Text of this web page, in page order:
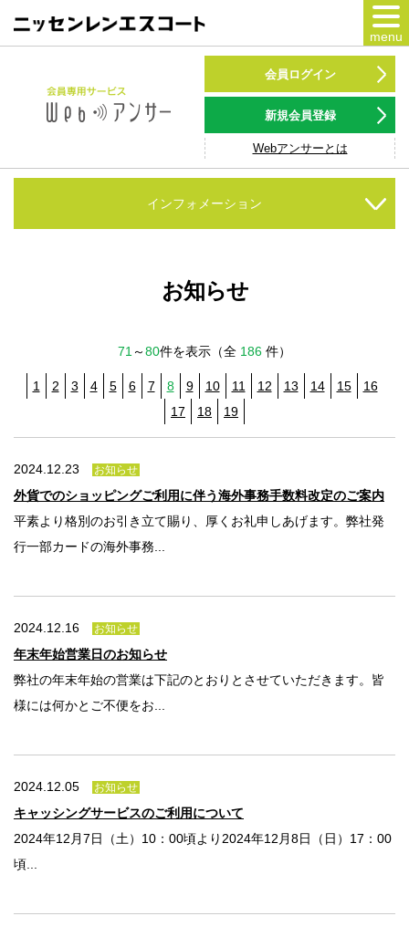
menu
カードをつかう
NSポイント
キャンペーン
サービス
法人のみなさま
会員ログイン
新規会員登録
Webアンサーとは
インフォメーション
お知らせ
71 ～80件を表示（全 186 件）
1 2 3 4 5 6 7 8 9 10 11 12 13 14 15
16
17
18 19
2024.12.23 お知らせ
外貨でのショッピングご利用に伴う海外事務手数料改定のご案内
平素より格別のお引き立て賜り、厚くお礼申しあげます。弊社発
行一部カードの海外事務...
2024.12.16 お知らせ
年末年始営業日のお知らせ
弊社の年末年始の営業は下記のとおりとさせていただきます。皆
様には何かとご不便をお...
2024.12.05 お知らせ
キャッシングサービスのご利用について
2024年12月7日（土）10：00頃より2024年12月8日（日）17：00
頃...